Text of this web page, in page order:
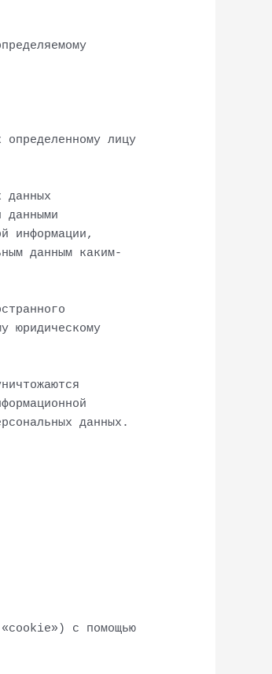
лицу
данных
данными
информации,
данным каким-
юридическому
данных.
с помощью